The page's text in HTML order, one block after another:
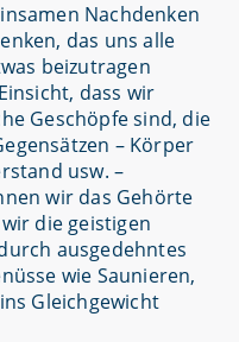
Nachdenken
das uns alle
beizutragen
dass wir
Geschöpfe sind, die
– Körper
usw. –
wir das Gehörte
die geistigen
ausgedehntes
wie Saunieren,
Gleichgewicht